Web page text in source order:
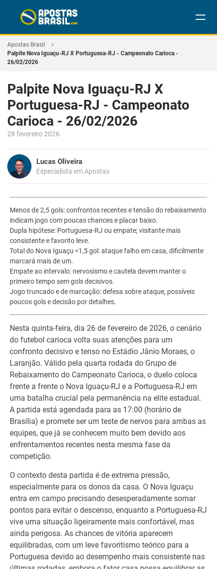
Apostas Brasil
Palpite Nova Iguaçu-RJ X Portuguesa-RJ - Campeonato Carioca -
26/02/2026
Palpite Nova Iguaçu-RJ X
Portuguesa-RJ - Campeonato
Carioca - 26/02/2026
28 fevereiro 2026
Lucas Oliveira
Especialista em Apostas
Menos de 2,5 gols: confrontos recentes e tensão do rebaixamento
indicam jogo com poucas chances e placar baixo.
Dupla hipótese: Portuguesa-RJ ou empate; visitante mais
consistente e favorito leve.
Total do Nova Iguaçu <1,5 gol: ataque falho em casa, dificilmente
marcará mais de um.
Empate ao intervalo: nervosismo e cautela devem manter o
primeiro tempo sem gols decisivos.
Jogo truncado e de marcação: defesa sobre ataque, possíveis
poucos gols e decisão por detalhes.
Nesta quinta-feira, dia 26 de fevereiro de 2026, o cenário
do futebol carioca volta suas atenções para um
confronto decisivo e tenso no Estádio Jânio Moraes, o
Laranjão. Válido pela quarta rodada do Grupo de
Rebaixamento do Campeonato Carioca, o duelo coloca
frente a frente o Nova Iguaçu-RJ e a Portuguesa-RJ em
uma batalha crucial pela permanência na elite estadual.
A partida está agendada para as 17:00 (horário de
Brasília) e promete ser um teste de nervos para ambas as
equipes, que já se conhecem muito bem devido aos
enfrentamentos recentes nesta mesma fase da
competição.
O contexto desta partida é de extrema pressão,
especialmente para os donos da casa. O Nova Iguaçu
entra em campo precisando desesperadamente somar
pontos para evitar o descenso, enquanto a Portuguesa-RJ
vive uma situação ligeiramente mais confortável, mas
ainda perigosa. As chances de vitória aparecem
equilibradas, com um leve favoritismo teórico para a
Portuguesa devido ao desempenho mais consistente nas